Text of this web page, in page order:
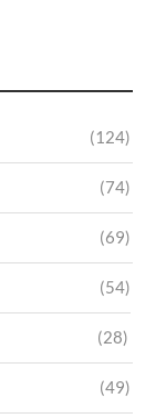
(124)
(74)
(69)
(54)
(28)
(49)